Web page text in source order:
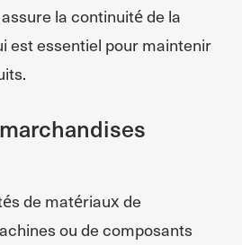
la continuité de la
est essentiel pour maintenir
de matériaux de
ou de composants